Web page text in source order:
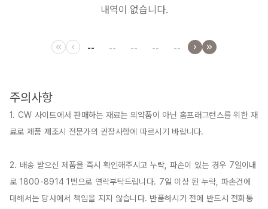
내역이 없습니다.
-- -- -- -- --
주의사항
1. CW 사이트에서 판매하는 재료는 의약품이 아닌 홈프래그런스를 위한 재
료로 제품 제조시 전문가의 권장사항에 따르시기 바랍니다.
2. 배송 받으신 제품을 즉시 확인해주시고 누락, 파손이 있는 경우 7일이내
로 1800-8914 1번으로 연락부탁드립니다. 7일 이상 된 누락, 파손건에
대해서는 당사에서 책임을 지지 않습니다. 반품하시기 전에 반드시 전화통